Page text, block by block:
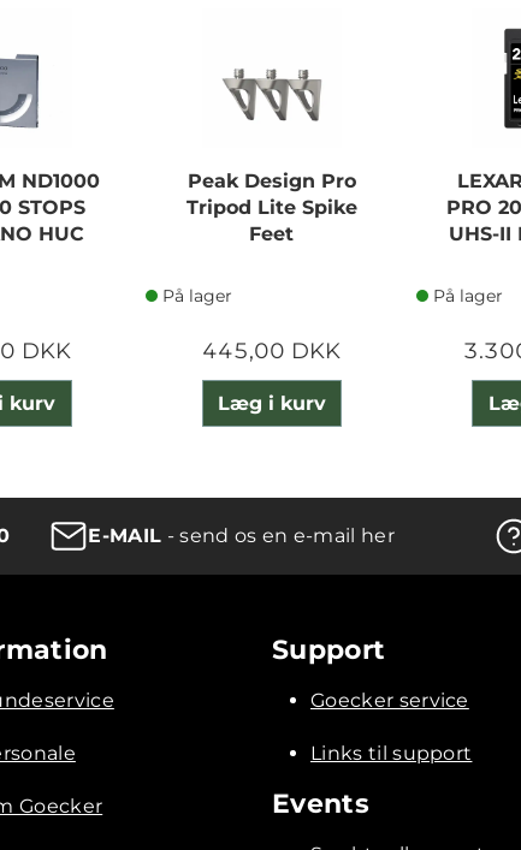
ND1000
STOPS
HUC
DKK
kurv
Peak Design Pro
Tripod Lite Spike
Feet
På lager
445,00 DKK
Læg i kurv
PRO
UHS-II
På lager
E-MAIL - send os en e-mail her
Goecker
Support
Goecker service
Links til support
Events